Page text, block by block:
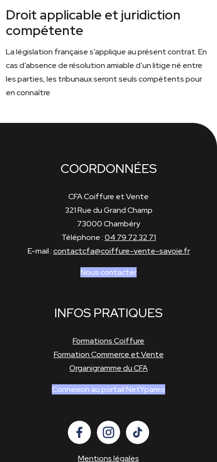
Droit applicable et juridiction
compétente
La législation française s’applique au présent contrat. En
cas d’absence de résolution amiable d’un litige né entre
les parties, les tribunaux seront seuls compétents pour
en connaître
COORDONNÉES
CFA Coiffure et Vente
321 Rue du Grand Champ
73000 Chambéry
Téléphone :04 79 72 32 71
E-mail :contactcfa@coiffure-vente-savoie.fr
Nous contacter
INFOS PRATIQUES
Formations Coiffure
Formation Commerce et Vente
Organigramme du CFA
Connexion au portail NetYpareo
Mentions légales